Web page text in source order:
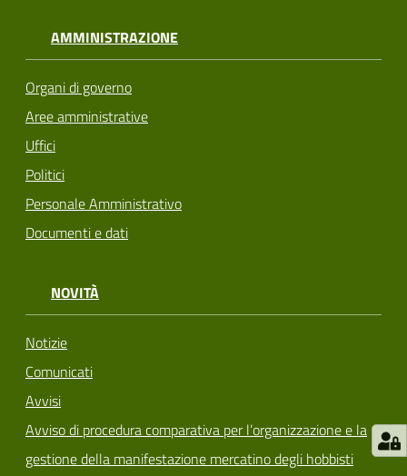
AMMINISTRAZIONE
Organi di governo
Aree amministrative
Uffici
Politici
Personale Amministrativo
Documenti e dati
NOVITÀ
Notizie
Comunicati
Avvisi
Avviso di procedura comparativa per l’organizzazione e la
gestione della manifestazione mercatino degli hobbisti